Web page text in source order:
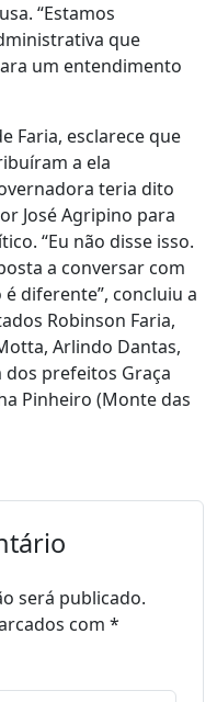
“Estamos
que
um entendimento
Faria, esclarece que
a ela
teria dito
José Agripino para
“Eu não disse isso.
a conversar com
diferente”, concluiu a
Robinson Faria,
Arlindo Dantas,
dos prefeitos Graça
Pinheiro (Monte das
será publicado.
com *